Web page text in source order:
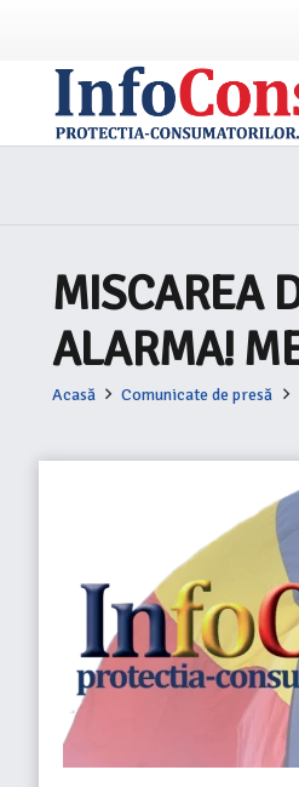
MISCAREA
ALARMA!
Acasă Comunicate de presă